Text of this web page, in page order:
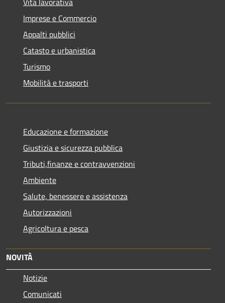
Imprese e Commercio
Appalti pubblici
Catasto e urbanistica
Turismo
Mobilità e trasporti
Educazione e formazione
Giustizia e sicurezza pubblica
Tributi,finanze e contravvenzioni
Ambiente
Salute, benessere e assistenza
Autorizzazioni
Agricoltura e pesca
NOVITÀ
Notizie
Comunicati